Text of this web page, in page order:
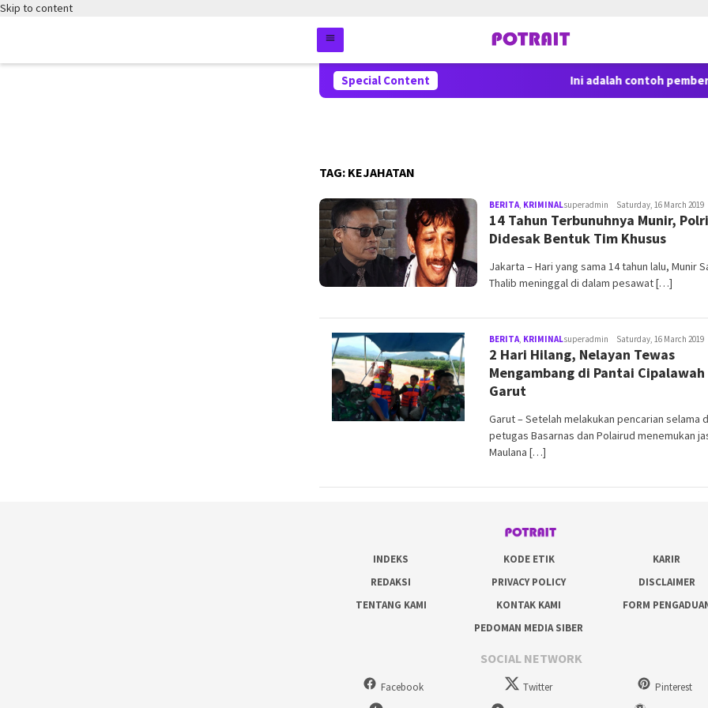
Skip to content
Special Content Ini adalah contoh
TAG: KEJAHATAN
BERITA KRIMINALsuperadmin Saturday, 16 March 2019
14 Tahun Terbunuhnya Munir, Polri
Didesak Bentuk Tim Khusus
Jakarta – Hari yang sama 14 tahun lalu, Munir
Thalib meninggal di dalam pesawat […]
BERITA KRIMINALsuperadmin Saturday, 16 March 2019
2 Hari Hilang, Nelayan Tewas
Mengambang di Pantai Cipalawah
Garut
Garut – Setelah melakukan pencarian selama
petugas Basarnas dan Polairud menemukan
Maulana […]
INDEKS KODE ETIK
KARIR
REDAKSI
PRIVACY POLICY
DISCLAIMER
TENTANG KAMI
KONTAK KAMI
FORM
PEDOMAN MEDIA SIBER
SOCIAL NETWORK
Facebook Twitter
Pinterest